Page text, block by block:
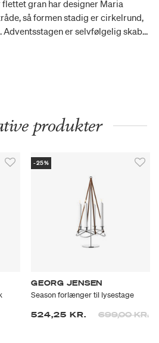
gran har designer Maria
så formen stadig er cirkelrund,
Adventsstagen er selvfølgelig skabt
måned, men fordi den er i
produkter
-25%
GEORG JENSEN
Season forlænger til lysestage
524,25 KR.
Prisen er
699,00 KR.til